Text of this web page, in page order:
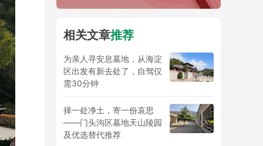
相关文章推荐
为亲人寻安息墓地，从海淀
区出发有新去处了，自驾仅
需30分钟
择一处净土，寄一份哀思
——门头沟区墓地天山陵园
及优选替代推荐